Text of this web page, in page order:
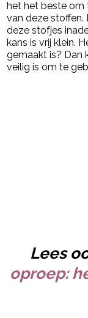
het het beste om
van deze stoffen.
deze stofjes
kans is vrij klein.
gemaakt is? Dan
veilig is om te
Lees
oproep: